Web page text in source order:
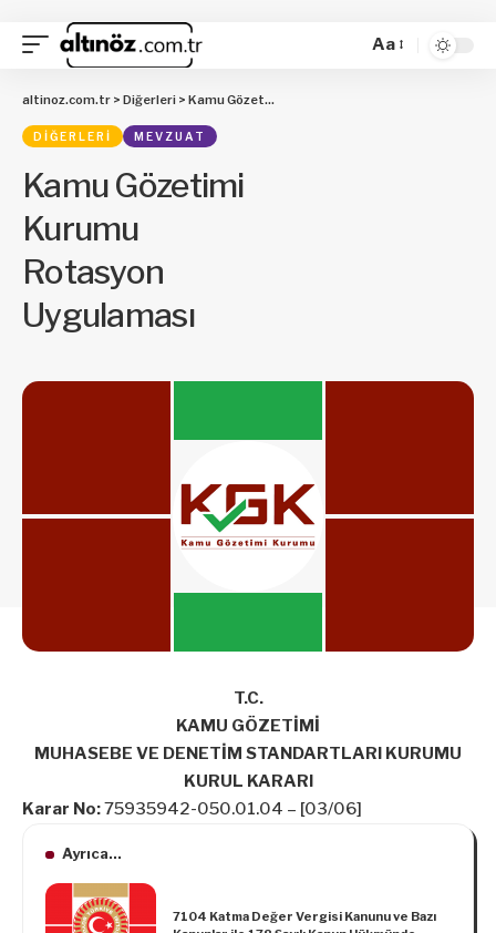
Aa
altinoz.com.tr > Diğerleri > Kamu Gözetimi Kurumu Rotasyon Uygulaması
DIĞERLERI MEVZUAT
Kamu Gözetimi
Kurumu
Rotasyon
Uygulaması
T.C.
KAMU GÖZETİMİ
MUHASEBE VE DENETİM STANDARTLARI KURUMU
KURUL KARARI
Karar No:75935942-050.01.04 – [03/06]
Ayrıca...
7104 Katma Değer Vergisi Kanunu ve Bazı